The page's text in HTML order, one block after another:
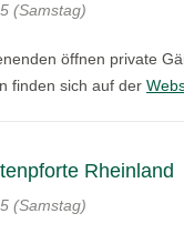
(Samstag)
öffnen private
finden sich auf der
Rheinland
(Samstag)